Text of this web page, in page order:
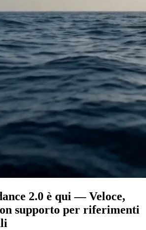
2.0 è qui — Veloce,
supporto per riferimenti